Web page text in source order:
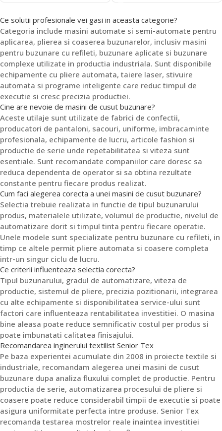
Ce solutii profesionale vei gasi in aceasta categorie?
Categoria include masini automate si semi-automate pentru
aplicarea, plierea si coaserea buzunarelor, inclusiv masini
pentru buzunare cu refileti, buzunare aplicate si buzunare
complexe utilizate in productia industriala. Sunt disponibile
echipamente cu pliere automata, taiere laser, stivuire
automata si programe inteligente care reduc timpul de
executie si cresc precizia productiei.
Cine are nevoie de masini de cusut buzunare?
Aceste utilaje sunt utilizate de fabrici de confectii,
producatori de pantaloni, sacouri, uniforme, imbracaminte
profesionala, echipamente de lucru, articole fashion si
productie de serie unde repetabilitatea si viteza sunt
esentiale. Sunt recomandate companiilor care doresc sa
reduca dependenta de operator si sa obtina rezultate
constante pentru fiecare produs realizat.
Cum faci alegerea corecta a unei masini de cusut buzunare?
Selectia trebuie realizata in functie de tipul buzunarului
produs, materialele utilizate, volumul de productie, nivelul de
automatizare dorit si timpul tinta pentru fiecare operatie.
Unele modele sunt specializate pentru buzunare cu refileti, in
timp ce altele permit pliere automata si coasere completa
intr-un singur ciclu de lucru.
Ce criterii influenteaza selectia corecta?
Tipul buzunarului, gradul de automatizare, viteza de
productie, sistemul de pliere, precizia pozitionarii, integrarea
cu alte echipamente si disponibilitatea service-ului sunt
factori care influenteaza rentabilitatea investitiei. O masina
bine aleasa poate reduce semnificativ costul per produs si
poate imbunatati calitatea finisajului.
Recomandarea inginerului textilist Senior Tex
Pe baza experientei acumulate din 2008 in proiecte textile si
industriale, recomandam alegerea unei masini de cusut
buzunare dupa analiza fluxului complet de productie. Pentru
productia de serie, automatizarea procesului de pliere si
coasere poate reduce considerabil timpii de executie si poate
asigura uniformitate perfecta intre produse. Senior Tex
recomanda testarea mostrelor reale inaintea investitiei